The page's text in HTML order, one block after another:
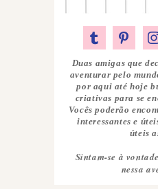
Duas amigas que
aventurar pelo
por aqui até hoje
criativas para se
Vocês poderão
interessantes e
úteis
Sintam-se à
nessa